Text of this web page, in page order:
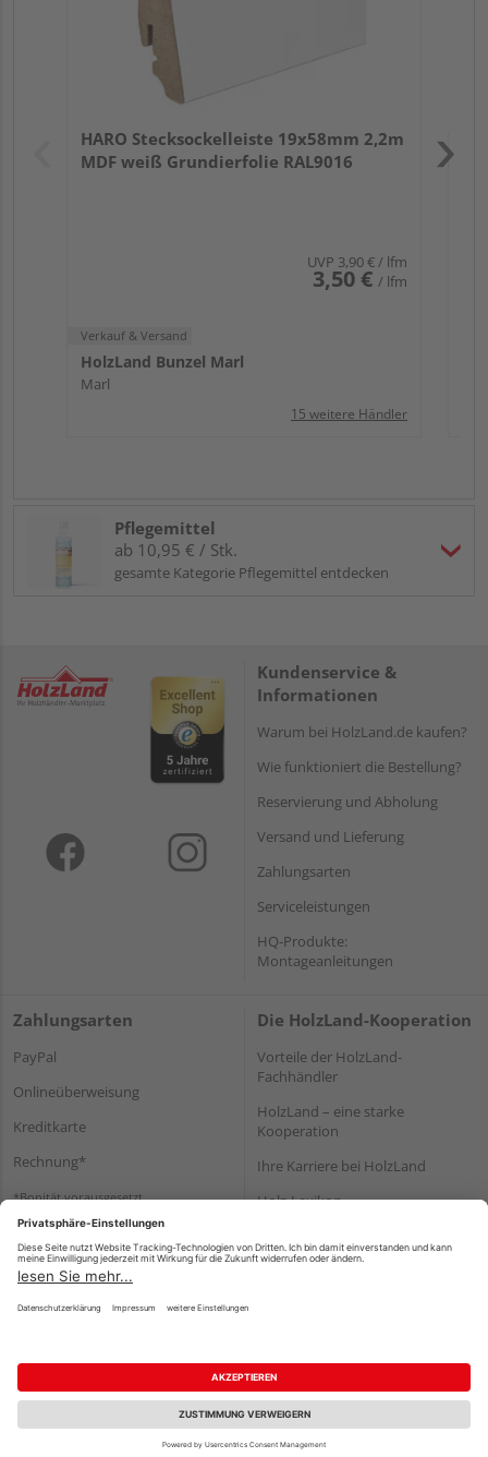
HARO Stecksockelleiste 19x58mm 2,2m
MDF weiß Grundierfolie RAL9016
UVP 3,90 €/ lfm
3,50 € / lfm
Verkauf & Versand
HolzLand Bunzel Marl
Marl
15 weitere Händler
Pflegemittel
ab 10,95 € / Stk.
gesamte Kategorie Pflegemittel entdecken
Kundenservice &
Informationen
Warum bei HolzLand.de kaufen?
Wie funktioniert die Bestellung?
Reservierung und Abholung
Versand und Lieferung
Zahlungsarten
Serviceleistungen
HQ-Produkte:
Montageanleitungen
Zahlungsarten
PayPal
Onlineüberweisung
Kreditkarte
Rechnung*
*Bonität vorausgesetzt
Die HolzLand-Kooperation
Vorteile der HolzLand-
Fachhändler
HolzLand – eine starke
Kooperation
Ihre Karriere bei HolzLand
Holz-Lexikon
Impressum Datenschutz
Nutzungsbedingungen
Barrierefreiheitserklärung
Vertrag widerrufen